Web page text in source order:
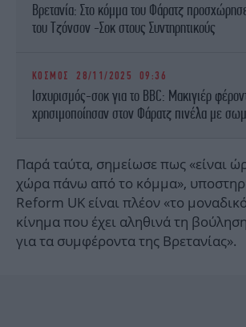
Βρετανία: Στο κόμμα του Φάρατζ
του Τζόνσον -Σοκ στους Συντηρητικούς
ΚΟΣΜΟΣ 28/11/2025 09:36
Ισχυρισμός-σοκ για το BBC: Μακιγιέρ
χρησιμοποίησαν στον Φάρατζ πινέλα με
Παρά ταύτα, σημείωσε πως «είναι
χώρα πάνω από το κόμμα»,
Reform UK είναι πλέον «το
κίνημα που έχει αληθινά τη
για τα συμφέροντα της Βρετανίας».